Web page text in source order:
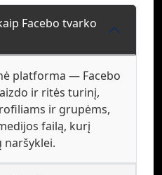
Facebo tvarko
platforma — Facebo
ir ritės turinį,
ir grupėms,
failą, kurį